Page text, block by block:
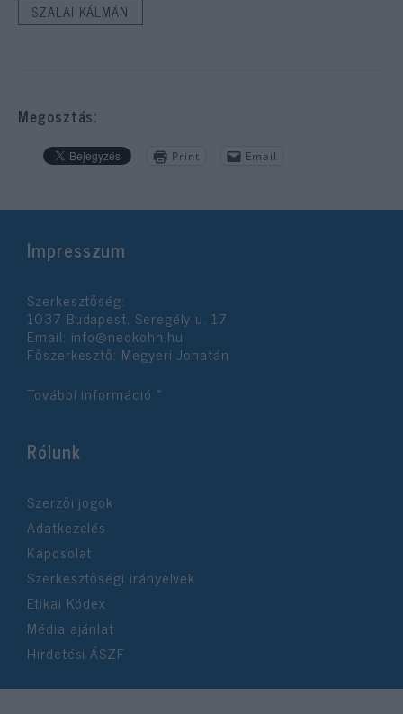
SZALAI KÁLMÁN
Megosztás:
Print Email
Impresszum
Szerkesztőség:
1037 Budapest, Seregély u. 17.
Email: info@neokohn.hu
Főszerkesztő: Megyeri Jonatán
További információ »
Rólunk
Szerzői jogok
Adatkezelés
Kapcsolat
Szerkesztőségi irányelvek
Etikai Kódex
Média ajánlat
Hirdetési ÁSZF